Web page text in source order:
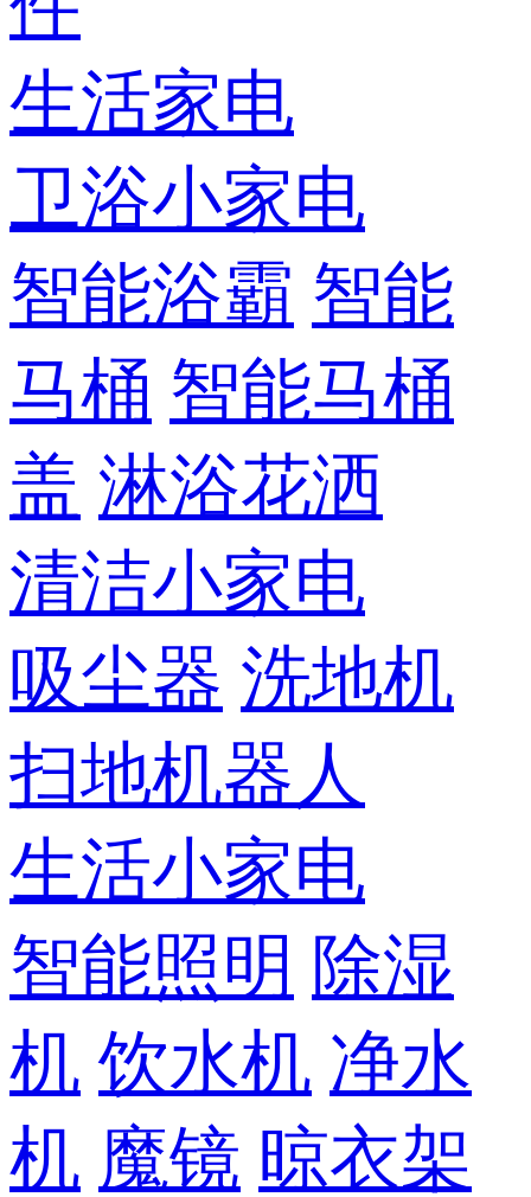
生活家电
卫浴小家电
智能浴霸 智能
马桶 智能马桶
盖 淋浴花洒
清洁小家电
吸尘器 洗地机
扫地机器人
生活小家电
智能照明 除湿
机 饮水机 净水
机 魔镜 晾衣架